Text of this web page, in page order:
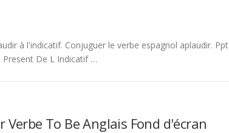
à l'indicatif. Conjuguer le verbe espagnol aplaudir. Ppt
Present De L Indicatif …
Verbe To Be Anglais Fond d'écran